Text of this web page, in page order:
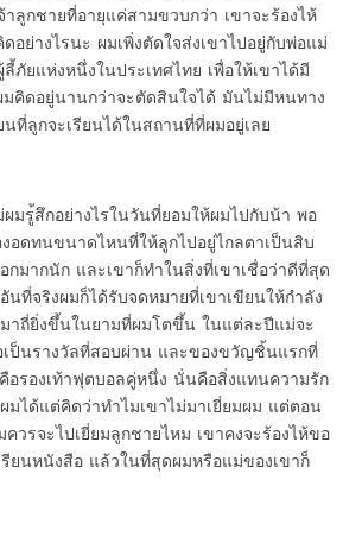
าลูกชายที่อายุแค่สามขวบกว่า เขาจะร้องไห้
ดอย่างไรนะ ผมเพิ่งตัดใจส่งเขาไปอยู่กับพ่อแม่
ลี้ภัยแห่งหนึ่งในประเทศไทย เพื่อให้เขาได้มี
มคิดอยู่นานกว่าจะตัดสินใจได้ มันไม่มีหนทาง
นที่ลูกจะเรียนได้ในสถานที่ที่ผมอยู่เลย
ผมรู้สึกอย่างไรในวันที่ยอมให้ผมไปกับน้า พอ
งอดทนขนาดไหนที่ให้ลูกไปอยู่ไกลตาเป็นสิบ
กมากนัก และเขาก็ทำในสิ่งที่เขาเชื่อว่าดีที่สุด
นที่จริงผมก็ได้รับจดหมายที่เขาเขียนให้กำลัง
าถี่ยิ่งขึ้นในยามที่ผมโตขึ้น ในแต่ละปีแม่จะ
ป็นรางวัลที่สอบผ่าน และของขวัญชิ้นแรกที่
อรองเท้าฟุตบอลคู่หนึ่ง นั่นคือสิ่งแทนความรัก
มได้แต่คิดว่าทำไมเขาไม่มาเยี่ยมผม แต่ตอน
ควรจะไปเยี่ยมลูกชายไหม เขาคงจะร้องไห้ขอ
รียนหนังสือ แล้วในที่สุดผมหรือแม่ของเขาก็